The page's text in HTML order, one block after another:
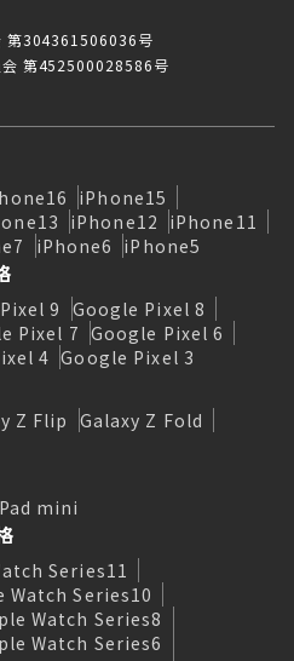
第304361506036号
会 第452500028586号
iPhone15
iPhone12 iPhone11
iPhone6 iPhone5
9
Google Pixel 8
Pixel 7 Google Pixel 6
4 Google Pixel 3
Z Flip Galaxy Z Fold
mini
Series11
Watch Series10
Watch Series8
Watch Series6